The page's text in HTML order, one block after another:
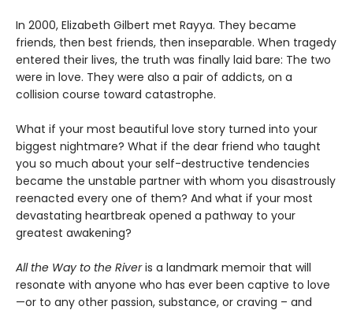
In 2000, Elizabeth Gilbert met Rayya. They became
friends, then best friends, then inseparable. When tragedy
entered their lives, the truth was finally laid bare: The two
were in love. They were also a pair of addicts, on a
collision course toward catastrophe.
What if your most beautiful love story turned into your
biggest nightmare? What if the dear friend who taught
you so much about your self-destructive tendencies
became the unstable partner with whom you disastrously
reenacted every one of them? And what if your most
devastating heartbreak opened a pathway to your
greatest awakening?
All the Way to the Riveris a landmark memoir that will
resonate with anyone who has ever been captive to love
—or to any other passion, substance, or craving – and